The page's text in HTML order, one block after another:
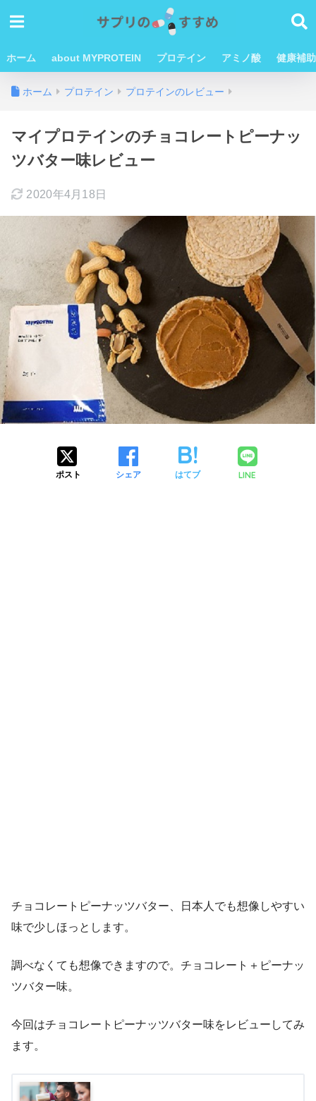
ホーム about MYPROTEIN プロテイン アミノ酸 健康補
ホーム プロテイン プロテインのレビュー
マイプロテインのチョコレートピーナッ
ツバター味レビュー
2020年4月18日
ポスト シェア はてブ LINE
チョコレートピーナッツバター、日本人でも想像しやすい
味で少しほっとします。
調べなくても想像できますので。チョコレート＋ピーナッ
ツバター味。
今回はチョコレートピーナッツバター味をレビューしてみ
ます。